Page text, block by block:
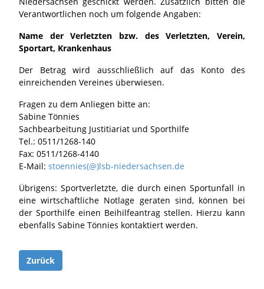
Verantwortlichen noch um folgende Angaben:
Name der Verletzten bzw. des Verletzten, Verein,
Sportart, Krankenhaus
Der Betrag wird ausschließlich auf das Konto des
einreichenden Vereines überwiesen.
Fragen zu dem Anliegen bitte an:
Sabine Tönnies
Sachbearbeitung Justitiariat und Sporthilfe
Tel.: 0511/1268-140
Fax: 0511/1268-4140
E-Mail: stoennies(@)lsb-niedersachsen.de
Übrigens: Sportverletzte, die durch einen Sportunfall in
eine wirtschaftliche Notlage geraten sind, können bei
der Sporthilfe einen Beihilfeantrag stellen. Hierzu kann
ebenfalls Sabine Tönnies kontaktiert werden.
Zurück